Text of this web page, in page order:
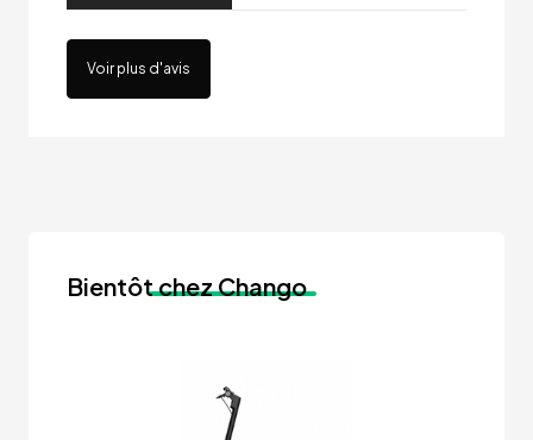
Voir plus d'avis
Bientôtchez Chango